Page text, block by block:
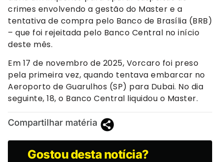
crimes envolvendo a gestão do Master e a
tentativa de compra pelo Banco de Brasília (BRB)
– que foi rejeitada pelo Banco Central no início
deste mês.
Em 17 de novembro de 2025, Vorcaro foi preso
pela primeira vez, quando tentava embarcar no
Aeroporto de Guarulhos (SP) para Dubai. No dia
seguinte, 18, o Banco Central liquidou o Master.
Compartilhar matéria
Gostou desta notícia?